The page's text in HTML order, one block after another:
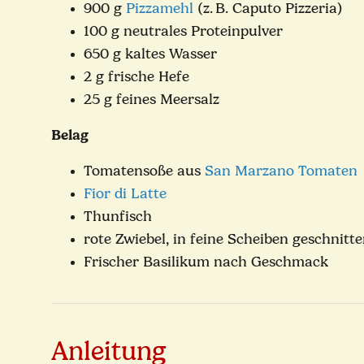
900 g Pizzamehl (z. B. Caputo Pizzeria)
100 g neutrales Proteinpulver
650 g kaltes Wasser
2 g frische Hefe
25 g feines Meersalz
Belag
Tomatensoße aus San Marzano Tomaten
Fior di Latte
Thunfisch
rote Zwiebel, in feine Scheiben
Frischer Basilikum nach Geschmack
Anleitung